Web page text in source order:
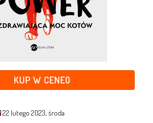
KUP W CENEO
22 lutego 2023, środa